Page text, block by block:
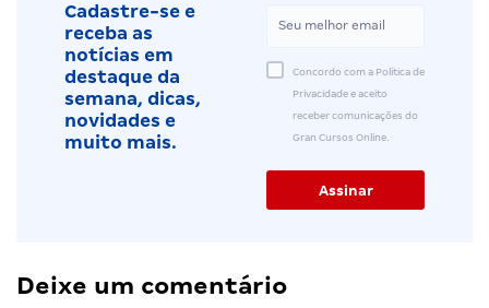
Cadastre-se e
receba as
notícias em
destaque da
semana, dicas,
novidades e
muito mais.
Concordo com a Política de
Privacidade e aceito
receber comunicações do
Gran Cursos Online.
Deixe um comentário